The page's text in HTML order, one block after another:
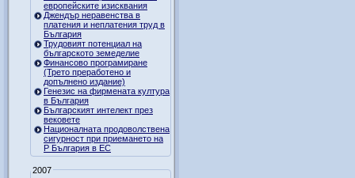
европейските изисквания
Джендър неравенства в
платения и неплатения труд в
България
Трудовият потенциал на
българското земеделие
Финансово програмиране
(Трето преработено и
допълнено издание)
Генезис на фирмената култура
в България
Българският интелект през
вековете
Националната продоволствена
сигурност при приемането на
Р България в ЕС
2007